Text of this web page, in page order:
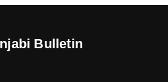
Bulletin